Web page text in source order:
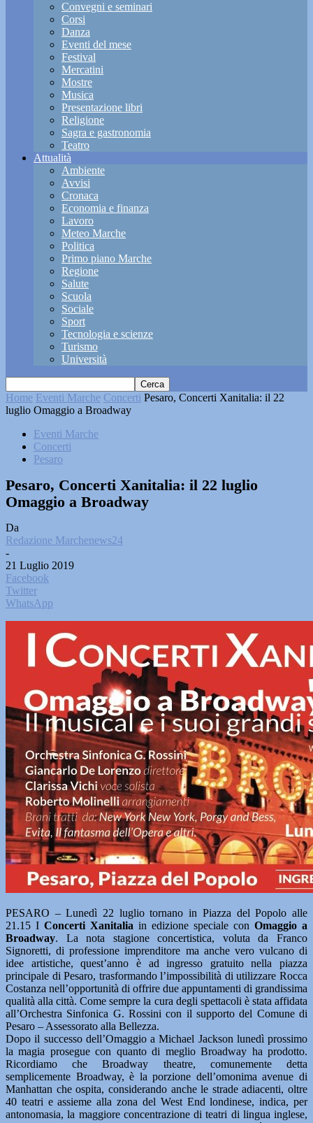
Convegni e seminari
Corsi
Danza
Eventi del mese
Festival
Mercatini
Mostre
Musica
Presentazione libri
Religione
Sagra e gastronomia
Teatro
Attualità
Ambiente
Avvisi
Cronaca
Economia e finanza
Lavoro
Meteo Marche
Politica
Primo piano Marche
Regione
Salute
Scuola
Sociale
Sport
Tecnologia e scienze
Turismo
Università
Home Eventi Marche Concerti Pesaro, Concerti Xanitalia: il 22
luglio Omaggio a Broadway
Eventi Marche
Concerti
Pesaro
Pesaro, Concerti Xanitalia: il 22 luglio
Omaggio a Broadway
Da
Redazione Marchenews24
-
21 Luglio 2019
Facebook
Twitter
WhatsApp
PESARO – Lunedì 22 luglio tornano in Piazza del Popolo alle
21.15 I Concerti Xanitalia in edizione speciale con Omaggio a
Broadway. La nota stagione concertistica, voluta da Franco
Signoretti, di professione imprenditore ma anche vero vulcano di
idee artistiche, quest’anno è ad ingresso gratuito nella piazza
principale di Pesaro, trasformando l’impossibilità di utilizzare Rocca
Costanza nell’opportunità di offrire due appuntamenti di grandissima
qualità alla città. Come sempre la cura degli spettacoli è stata affidata
all’Orchestra Sinfonica G. Rossini con il supporto del Comune di
Pesaro – Assessorato alla Bellezza.
Dopo il successo dell’Omaggio a Michael Jackson lunedì prossimo
la magia prosegue con quanto di meglio Broadway ha prodotto.
Ricordiamo che Broadway theatre, comunemente detta
semplicemente Broadway, è la porzione dell’omonima avenue di
Manhattan che ospita, considerando anche le strade adiacenti, oltre
40 teatri e assieme alla zona del West End londinese, indica, per
antonomasia, la maggiore concentrazione di teatri di lingua inglese,